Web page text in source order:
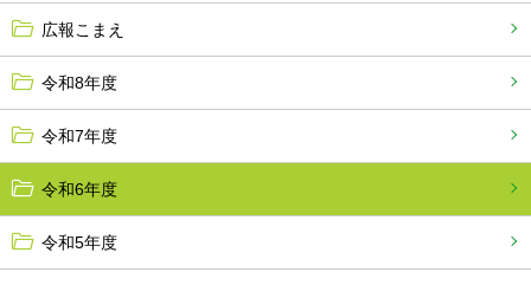
広報こまえ
令和8年度
令和7年度
令和6年度
令和5年度